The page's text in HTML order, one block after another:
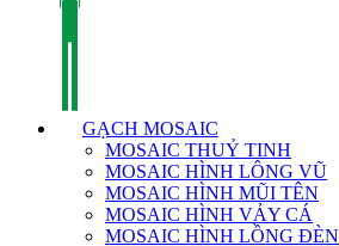
GẠCH MOSAIC
MOSAIC THUỶ TINH
MOSAIC HÌNH LÔNG VŨ
MOSAIC HÌNH MŨI TÊN
MOSAIC HÌNH VẢY CÁ
MOSAIC HÌNH LỒNG ĐÈN